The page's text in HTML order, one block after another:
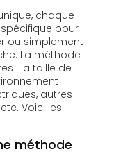
chaque
pour
ou simplement
La méthode
: la taille de
autres
Voici les
méthode